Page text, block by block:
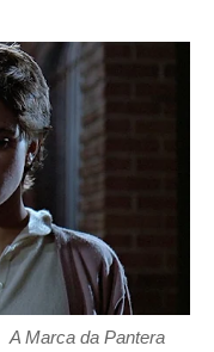
A Marca da Pantera